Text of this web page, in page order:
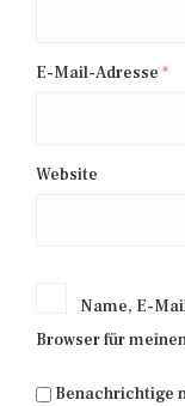
E-Mail-Adresse *
Website
Name, E-
Browser für
Benachrichtige